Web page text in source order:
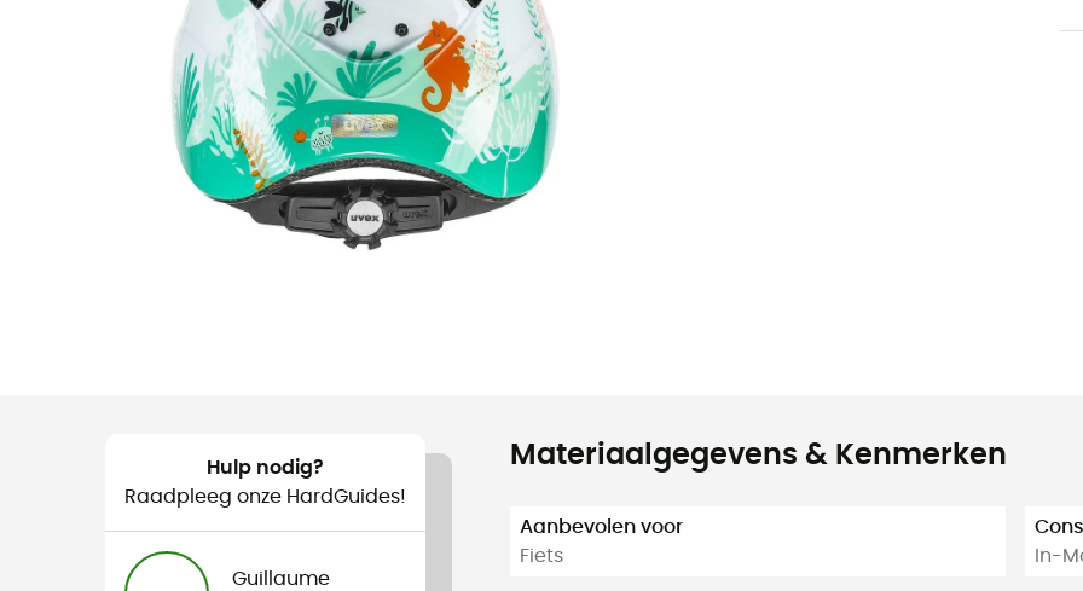
Hulp nodig?
Raadpleeg onze HardGuides!
Guillaume
Materiaalgegevens & Kenmerken
Aanbevolen voor
Fiets
In-